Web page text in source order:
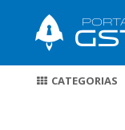
CATEGORIAS